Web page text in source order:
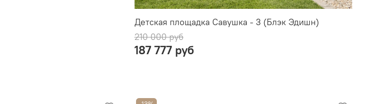
Детская площадка Савушка - 3 (Блэк Эдишн)
210 000 руб
187 777 руб